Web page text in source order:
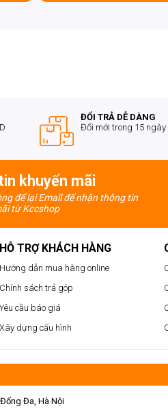
ĐỔI TRẢ DỄ DÀNG
Đổi mới trong 15 ngày
khuyến mãi
để lại Email để nhận thông tin
từ Kccshop
HỖ TRỢ KHÁCH HÀNG
Hướng dẫn mua hàng online
Chính sách trả góp
Yêu cầu báo giá
Xây dựng cấu hình
Đa, Hà Nội